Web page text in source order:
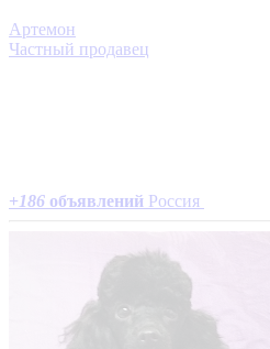
Артемон
Частный продавец
+186 объявлений Россия